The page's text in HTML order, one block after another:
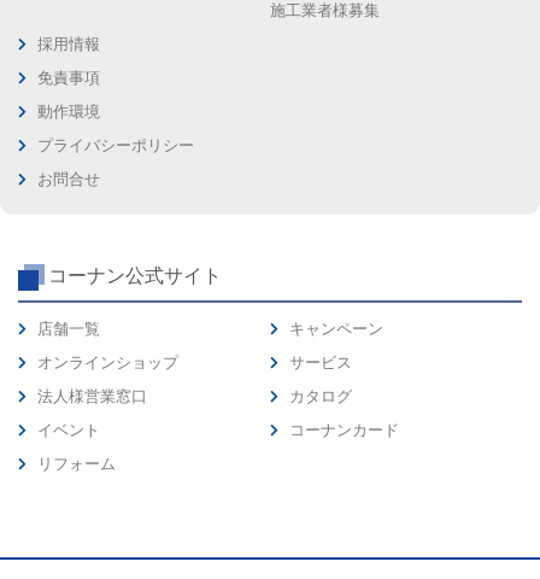
施工業者様募集
採用情報
免責事項
動作環境
プライバシーポリシー
お問合せ
コーナン公式サイト
店舗一覧
オンラインショップ
法人様営業窓口
イベント
リフォーム
キャンペーン
サービス
カタログ
コーナンカード